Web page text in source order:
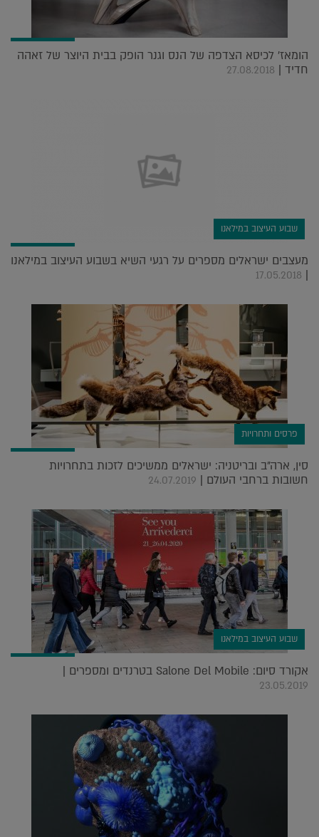
הומאז' לכיסא הצדפה של הנס וגנר הופק בבית היוצר של זאהה
חדיד | 27.08.2018
שבוע העיצוב במילאנו
מעצבים ישראלים מספרים על רגעי השיא בשבוע העיצוב במילאנו
|
17.05.2018
פרסים ותחרויות
סין, ארה"ב ובריטניה: ישראלים ממשיכים לזכות בתחרויות
חשובות ברחבי העולם | 24.07.2019
שבוע העיצוב במילאנו
אקורד סיום: Salone Del Mobile בטרנדים ומספרים |
23.05.2019